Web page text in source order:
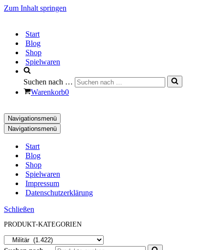
Zum Inhalt springen
Start
Blog
Shop
Spielwaren
Suchen nach …
Warenkorb0
Navigationsmenü
Navigationsmenü
Start
Blog
Shop
Spielwaren
Impressum
Datenschutzerklärung
Schließen
PRODUKT-KATEGORIEN